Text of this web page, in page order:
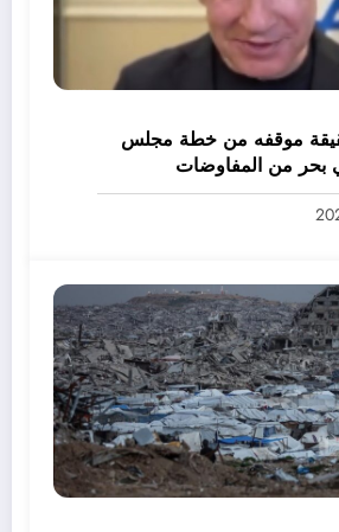
موقفه من خطة مجلس
بحر من المفاوضات